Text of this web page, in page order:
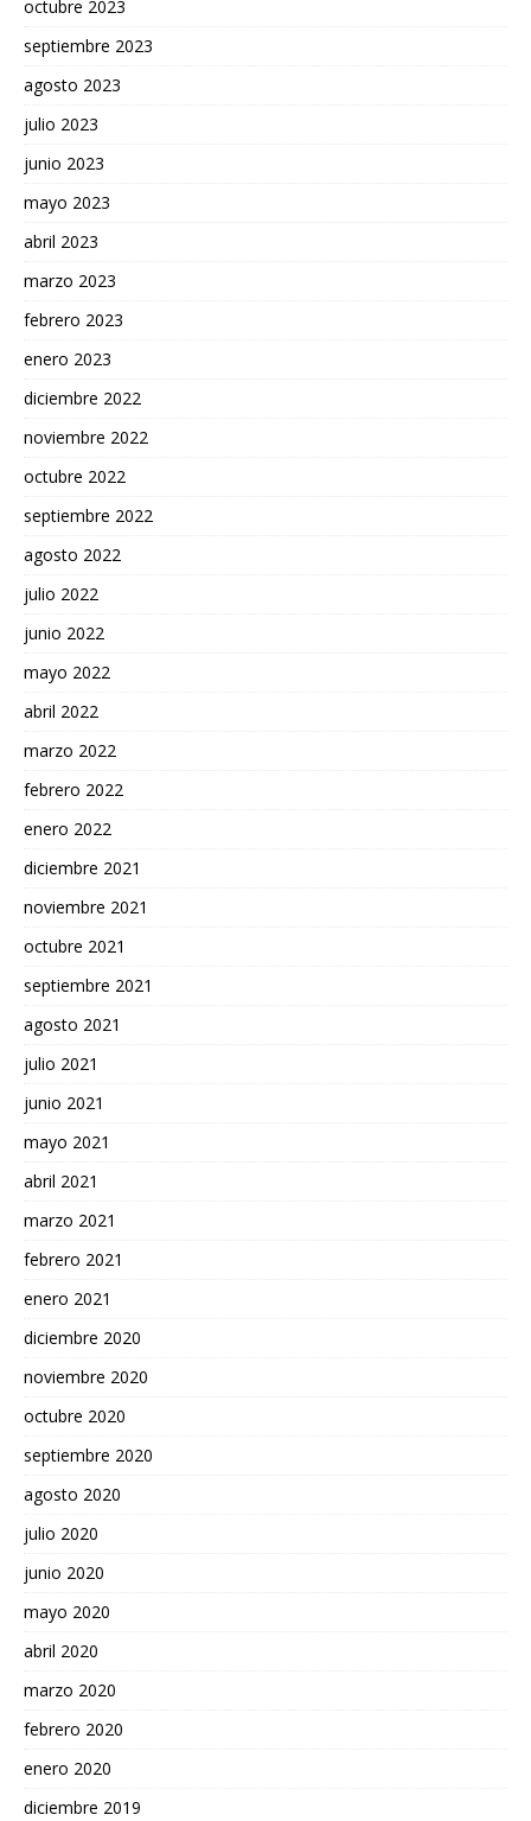
octubre 2023
septiembre 2023
agosto 2023
julio 2023
junio 2023
mayo 2023
abril 2023
marzo 2023
febrero 2023
enero 2023
diciembre 2022
noviembre 2022
octubre 2022
septiembre 2022
agosto 2022
julio 2022
junio 2022
mayo 2022
abril 2022
marzo 2022
febrero 2022
enero 2022
diciembre 2021
noviembre 2021
octubre 2021
septiembre 2021
agosto 2021
julio 2021
junio 2021
mayo 2021
abril 2021
marzo 2021
febrero 2021
enero 2021
diciembre 2020
noviembre 2020
octubre 2020
septiembre 2020
agosto 2020
julio 2020
junio 2020
mayo 2020
abril 2020
marzo 2020
febrero 2020
enero 2020
diciembre 2019